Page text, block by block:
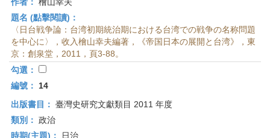
題名 (點擊閱讀)：
〈日台戦争論：台湾初期統治期における台湾での戦争の名称問題
を中心に〉，收入檜山幸夫編著，《帝国日本の展開と台湾》，東
京：創泉堂，2011，頁3-88。
勾選：
編號：
14
出版書目： 臺灣史研究文獻類目 2011 年度
類別： 政治
時期(主題)：
日治